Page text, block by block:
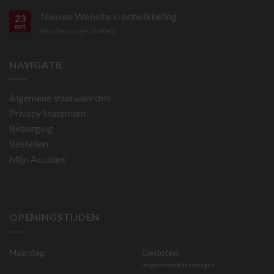
bestellen
is
23
mrt
Nieuwe Website in ontwikkeling
NAVIGATIE
Algemene Voorwaarden
Privacy Statement
Bezorging
Bestellen
Mijn Account
OPENINGSTIJDEN
Maandag: Gesloten
uitgezonderd feestdagen